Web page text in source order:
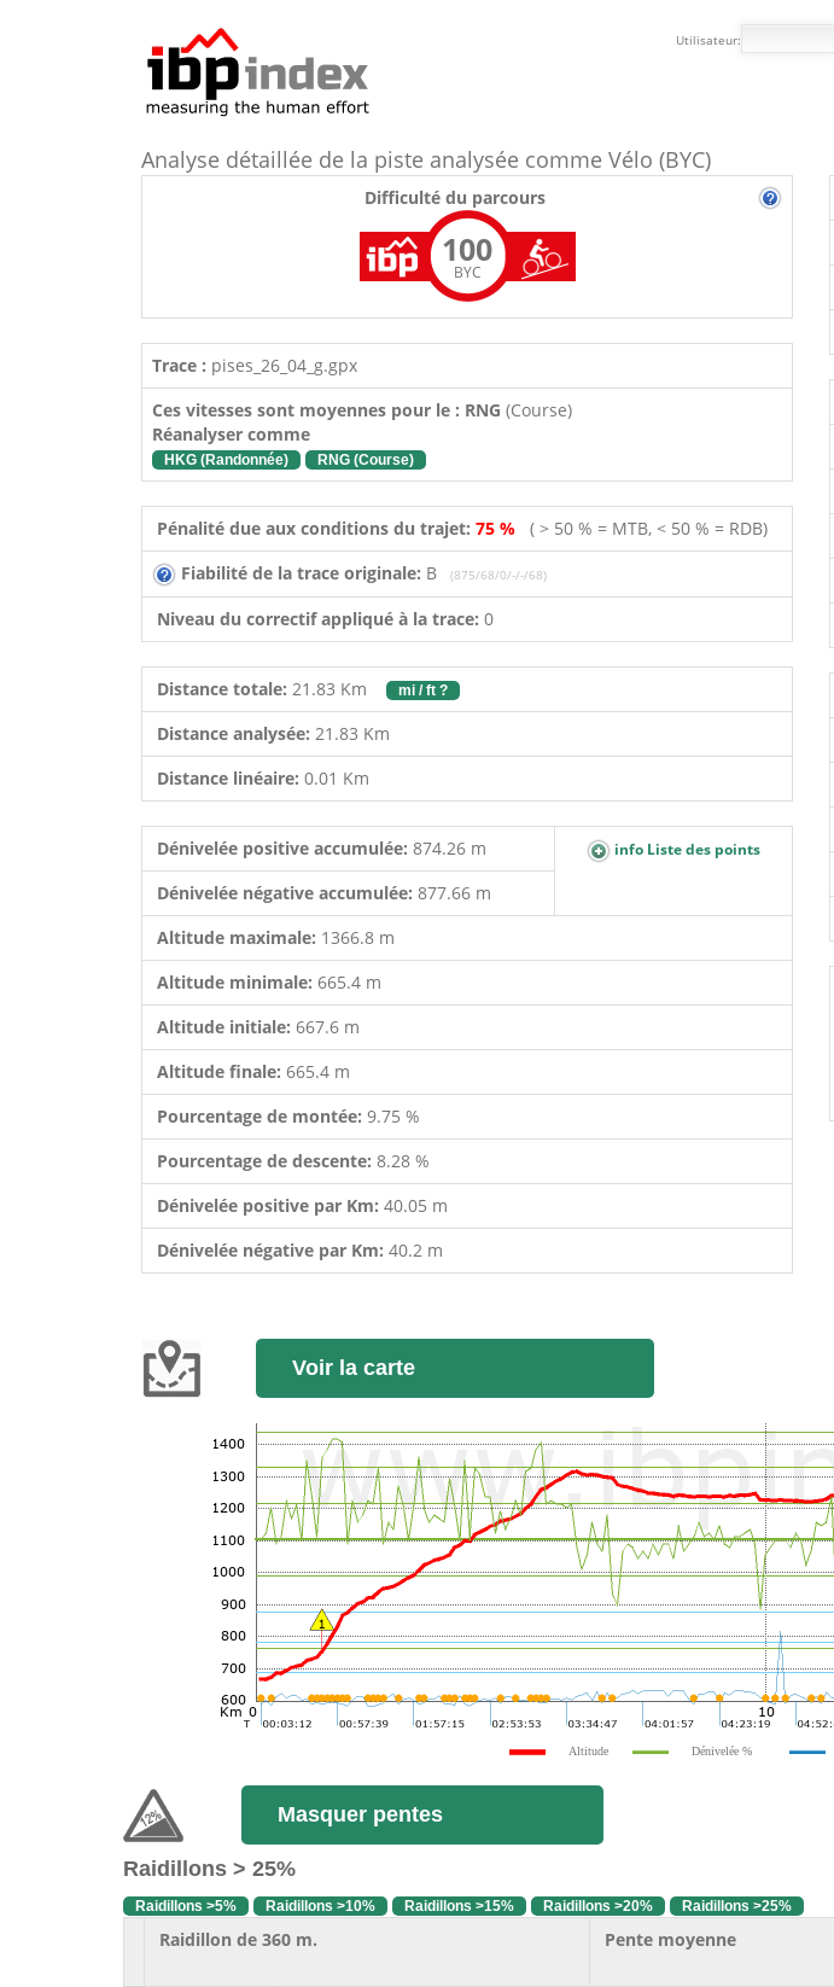
Utilisateur:
Analyse détaillée de la piste analysée comme Vélo (BYC)
Difficulté du parcours
100
BYC
Trace : pises_26_04_g.gpx
Ces vitesses sont moyennes pour le : RNG (Course)
Réanalyser comme
HKG (Randonnée) RNG (Course)
Pénalité due aux conditions du trajet: 75 % ( > 50 % = MTB, < 50 % = RDB)
Fiabilité de la trace originale: B (875/68/0/-/-/68)
Niveau du correctif appliqué à la trace: 0
Distance totale: 21.83 Km mi / ft ?
Distance analysée: 21.83 Km
Distance linéaire: 0.01 Km
Dénivelée positive accumulée: 874.26 m info Liste des points
Dénivelée négative accumulée: 877.66 m
Altitude maximale: 1366.8 m
Altitude minimale: 665.4 m
Altitude initiale: 667.6 m
Altitude finale: 665.4 m
Pourcentage de montée: 9.75 %
Pourcentage de descente: 8.28 %
Dénivelée positive par Km: 40.05 m
Dénivelée négative par Km: 40.2 m
Voir la carte
Altitude Dénivelée %
Masquer pentes
Raidillons > 25%
Raidillons >5% Raidillons >10% Raidillons >15% Raidillons >20% Raidillons >25%
Raidillon de 360 m. Pente moyenne